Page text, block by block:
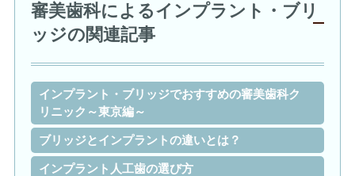
審美歯科によるインプラント・ブリ
ッジの関連記事
インプラント・ブリッジでおすすめの審美歯科ク
リニック～東京編～
ブリッジとインプラントの違いとは？
インプラント人工歯の選び方